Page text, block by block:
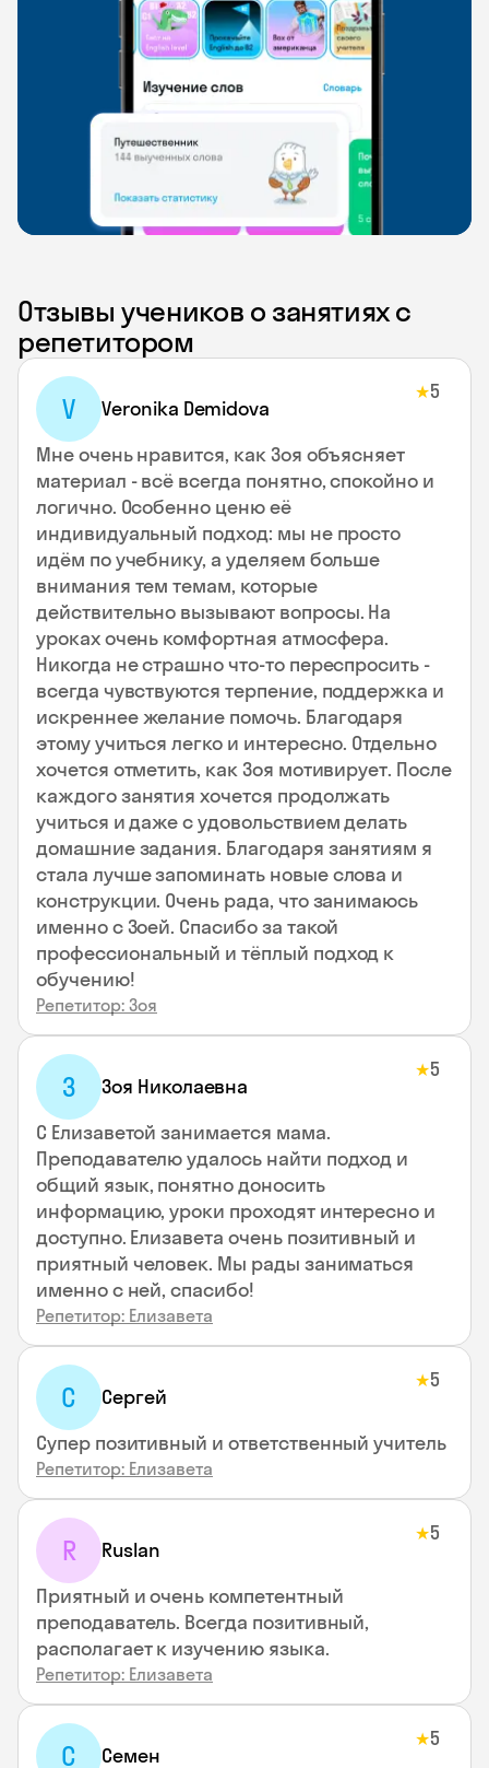
Отзывы учеников о занятиях с
репетитором
V Veronika Demidova
★5
Мне очень нравится, как Зоя объясняет
материал - всё всегда понятно, спокойно и
логично. Особенно ценю её
индивидуальный подход: мы не просто
идём по учебнику, а уделяем больше
внимания тем темам, которые
действительно вызывают вопросы. На
уроках очень комфортная атмосфера.
Никогда не страшно что-то переспросить -
всегда чувствуются терпение, поддержка и
искреннее желание помочь. Благодаря
этому учиться легко и интересно. Отдельно
хочется отметить, как Зоя мотивирует. После
каждого занятия хочется продолжать
учиться и даже с удовольствием делать
домашние задания. Благодаря занятиям я
стала лучше запоминать новые слова и
конструкции. Очень рада, что занимаюсь
именно с Зоей. Спасибо за такой
профессиональный и тёплый подход к
обучению!
Репетитор: Зоя
З Зоя Николаевна
★5
С Елизаветой занимается мама.
Преподавателю удалось найти подход и
общий язык, понятно доносить
информацию, уроки проходят интересно и
доступно. Елизавета очень позитивный и
приятный человек. Мы рады заниматься
именно с ней, спасибо!
Репетитор: Елизавета
С Сергей
★5
Супер позитивный и ответственный учитель
Репетитор: Елизавета
R Ruslan
★5
Приятный и очень компетентный
преподаватель. Всегда позитивный,
располагает к изучению языка.
Репетитор: Елизавета
С Семен
★5